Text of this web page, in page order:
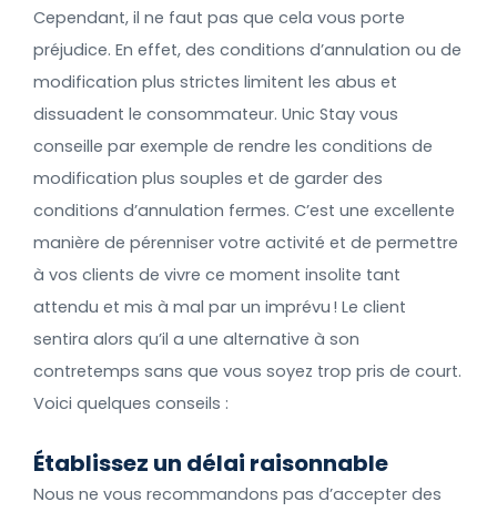
Cependant, il ne faut pas que cela vous porte
préjudice. En effet, des conditions d’annulation ou de
modification plus strictes limitent les abus et
dissuadent le consommateur. Unic Stay vous
conseille par exemple de rendre les conditions de
modification plus souples et de garder des
conditions d’annulation fermes. C’est une excellente
manière de pérenniser votre activité et de permettre
à vos clients de vivre ce moment insolite tant
attendu et mis à mal par un imprévu ! Le client
sentira alors qu’il a une alternative à son
contretemps sans que vous soyez trop pris de court.
Voici quelques conseils :
Établissez un délai raisonnable
Nous ne vous recommandons pas d’accepter des